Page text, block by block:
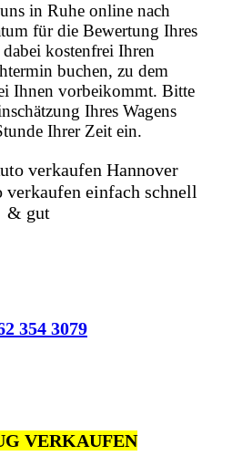
in Ruhe online nach
für die Bewertung Ihres
kostenfrei Ihren
buchen, zu dem
Ihnen vorbeikommt. Bitte
Ihres Wagens
Ihrer Zeit ein.
verkaufen Hannover
einfach schnell
& gut
354 3079
VERKAUFEN